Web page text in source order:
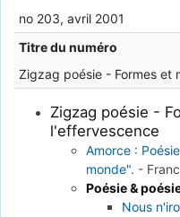
no 203, avril 2001
Titre du numéro
Zigzag poésie - Formes et
Zigzag poésie -
l'effervescence
Amorce :
monde". -
Poésie &
Nous